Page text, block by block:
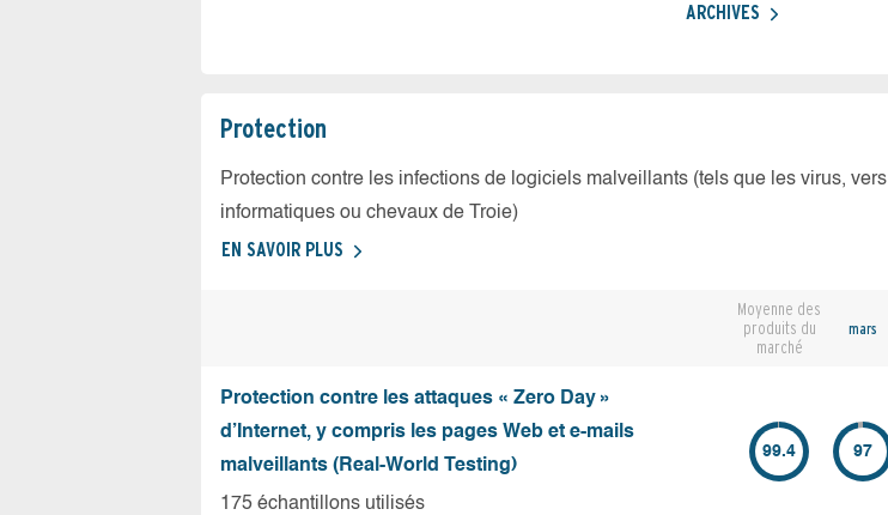
ARCHIVES
Protection
Protection contre les infections de logiciels malveillants (tels que les virus, vers
informatiques ou chevaux de Troie)
EN SAVOIR PLUS
Moyenne des
produits du
marché
mars
Protection contre les attaques « Zero Day »
d’Internet, y compris les pages Web et e-mails
malveillants (Real-World Testing)
175 échantillons utilisés
99.4 97